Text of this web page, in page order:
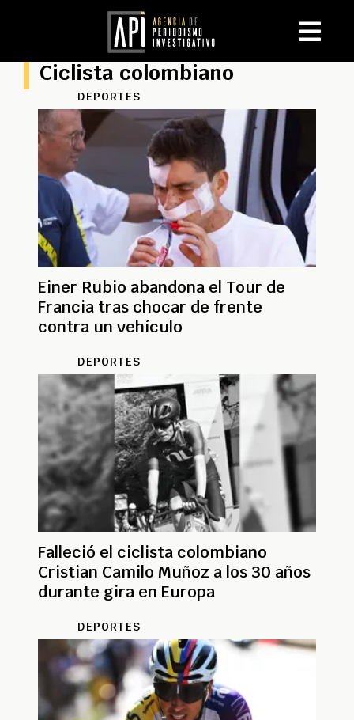
Ciclista colombiano
DEPORTES
Einer Rubio abandona el Tour de
Francia tras chocar de frente
contra un vehículo
DEPORTES
Falleció el ciclista colombiano
Cristian Camilo Muñoz a los 30 años
durante gira en Europa
DEPORTES